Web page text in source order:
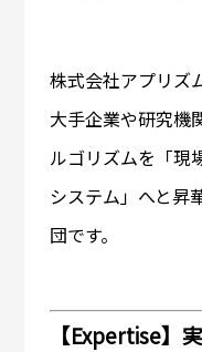
株式会社アプリズ
大手企業や研究機
ルゴリズムを「現
システム」へと昇
団です。
【Expertise】